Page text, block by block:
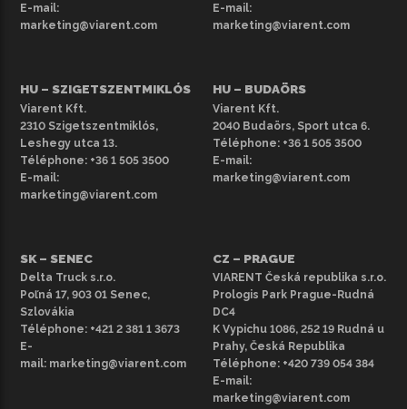
E-mail:
marketing@viarent.com
E-mail:
marketing@viarent.com
HU – SZIGETSZENTMIKLÓS
Viarent Kft.
2310 Szigetszentmiklós,
Leshegy utca 13.
Téléphone: +36 1 505 3500
E-mail:
marketing@viarent.com
HU – BUDAÖRS
Viarent Kft.
2040 Budaörs, Sport utca 6.
Téléphone: +36 1 505 3500
E-mail:
marketing@viarent.com
SK – SENEC
Delta Truck s.r.o.
Poľná 17, 903 01 Senec,
Szlovákia
Téléphone: +421 2 381 1 3673
E-
mail: marketing@viarent.com
CZ – PRAGUE
VIARENT Česká republika s.r.o.
Prologis Park Prague-Rudná
DC4
K Vypichu 1086, 252 19 Rudná u
Prahy, Česká Republika
Téléphone: +420 739 054 384
E-mail:
marketing@viarent.com